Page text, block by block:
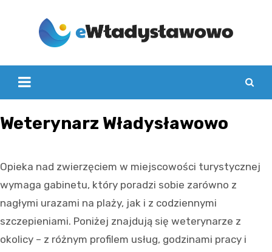
Weterynarz Władysławowo
Opieka nad zwierzęciem w miejscowości turystycznej
wymaga gabinetu, który poradzi sobie zarówno z
nagłymi urazami na plaży, jak i z codziennymi
szczepieniami. Poniżej znajdują się weterynarze z
okolicy – z różnym profilem usług, godzinami pracy i